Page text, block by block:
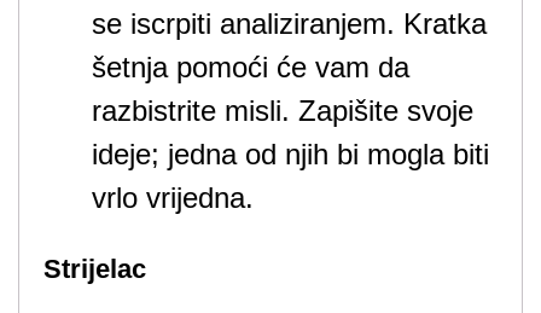
se iscrpiti analiziranjem. Kratka
šetnja pomoći će vam da
razbistrite misli. Zapišite svoje
ideje; jedna od njih bi mogla biti
vrlo vrijedna.
Strijelac